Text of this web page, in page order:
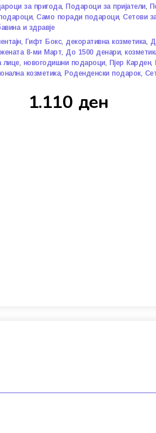
за пригода, Подароци за пријатели,
, Само поради подароци, Сетови
и здравје
, Гифт Бокс, декоративна козметика,
8-ми Март, До 1500 денари,
лице, новогодишни подароци, Пјер Карден,
козметика, Роденденски подарок,
1.110 ден